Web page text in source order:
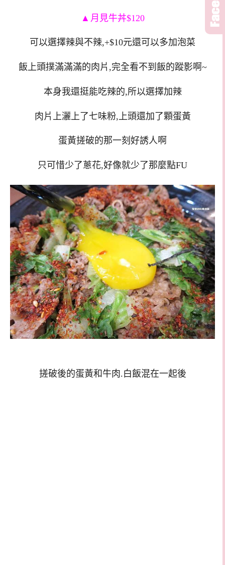
▲ 月見牛丼$120
可以選擇辣與不辣,+$10元還可以多加泡菜
飯上頭撲滿滿滿的肉片,完全看不到飯的蹤影啊~
本身我還挺能吃辣的,所以選擇加辣
肉片上灑上了七味粉,上頭還加了顆蛋黃
蛋黃搓破的那一刻好誘人啊
只可惜少了蔥花,好像就少了那麼點FU
搓破後的蛋黃和牛肉.白飯混在一起後